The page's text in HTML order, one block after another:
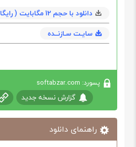
دانلود با حجم 12 مگابایت ( رایگان )
سایـت سـازنــده
پسورد: softabzar.com
گزارش نسخه جدید
راهنمای دانلود